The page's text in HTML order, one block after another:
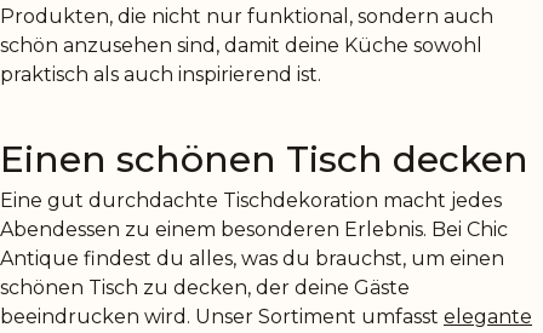
Produkten, die nicht nur funktional, sondern auch
schön anzusehen sind, damit deine Küche sowohl
praktisch als auch inspirierend ist.
Einen schönen Tisch decken
Eine gut durchdachte Tischdekoration macht jedes
Abendessen zu einem besonderen Erlebnis. Bei Chic
Antique findest du alles, was du brauchst, um einen
schönen Tisch zu decken, der deine Gäste
beeindrucken wird. Unser Sortiment umfasst elegante